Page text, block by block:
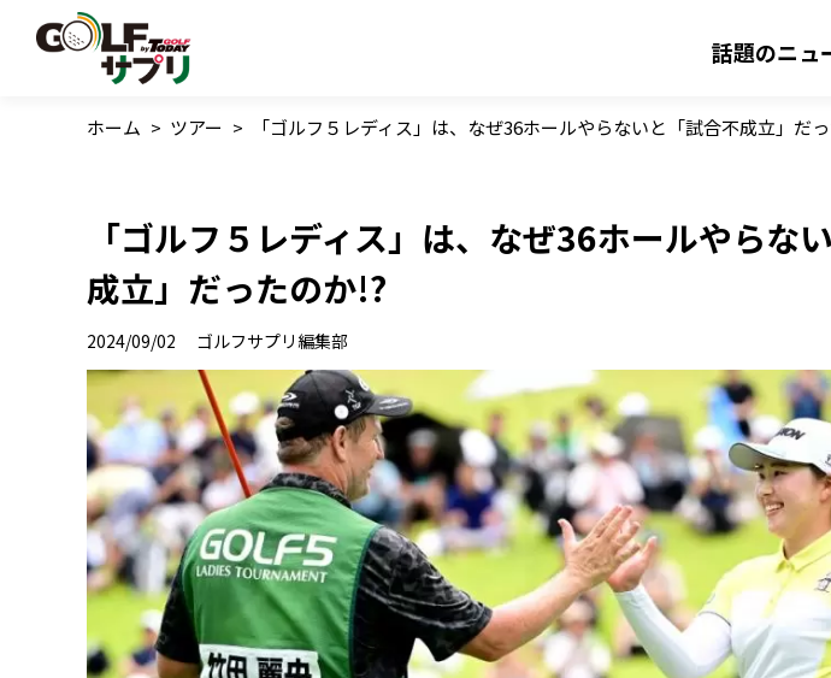
話題のニュ
ホーム > ツアー > 「ゴルフ５レディス」は、なぜ36ホールやらないと「試合不成立」だ
「ゴルフ５レディス」は、なぜ36ホールやらな
成立」だったのか!?
2024/09/02 ゴルフサプリ編集部